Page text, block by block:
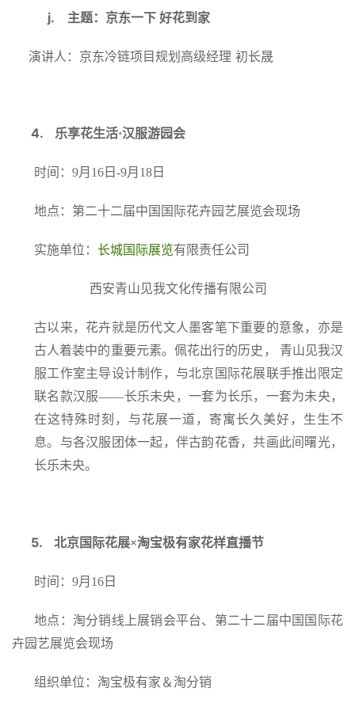
j. 主题：京东一下 好花到家
演讲人：京东冷链项目规划高级经理 初长晟
4. 乐享花生活·汉服游园会
时间：9月16日-9月18日
地点： 第二十二届中国国际花卉园艺展览会现场
实施单位： 长城国际展览有限责任公司
西安青山见我文化传播有限公司
古以来，花卉就是历代文人墨客笔下重要的意象，亦是
古人着装中的重要元素。佩花出行的历史， 青山见我汉
服工作室主导设计制作，与北京国际花展联手推出限定
联名款汉服——长乐未央，一套为长乐，一套为未央，
在这特殊时刻，与花展一道，寄寓长久美好，生生不
息。与各汉服团体一起，伴古韵花香，共画此间曙光，
长乐未央。
5. 北京国际花展×淘宝极有家花样直播节
时间：9月16日
地点：淘分销线上展销会平台、第二十二届中国国际花
卉园艺展览会现场
组织单位：淘宝极有家＆淘分销